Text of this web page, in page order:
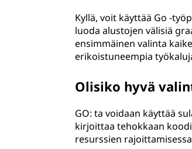
Kyllä, voit käyttää Go -
luoda alustojen välisiä
ensimmäinen valinta
erikoistuneempia
Olisiko hyvä
GO: ta voidaan käyttää
kirjoittaa tehokkaan
resurssien